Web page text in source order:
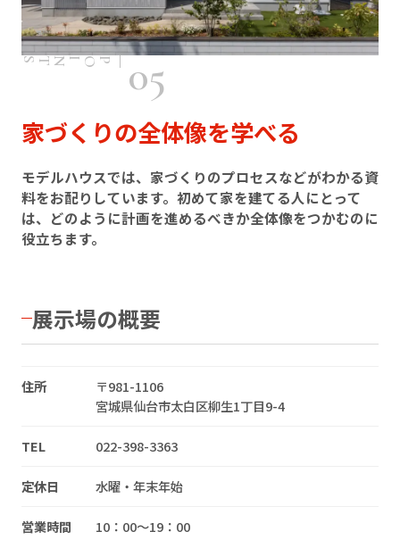
POINTS 05
家づくりの全体像を学べる
モデルハウスでは、家づくりのプロセスなどがわかる資
料をお配りしています。初めて家を建てる人にとって
は、どのように計画を進めるべきか全体像をつかむのに
役立ちます。
展示場の概要
住所
〒981-1106
宮城県仙台市太白区柳生1丁目9-4
TEL 022-398-3363
定休日 水曜・年末年始
営業時間 10：00～19：00